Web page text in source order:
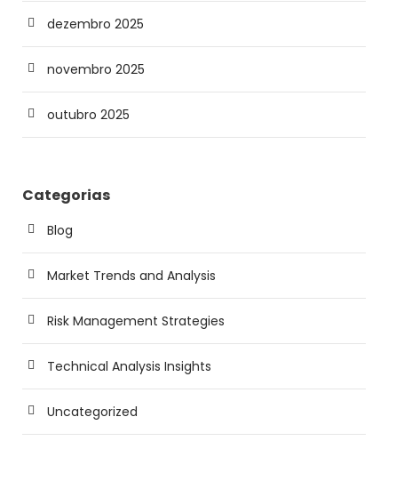
dezembro 2025
novembro 2025
outubro 2025
Categorias
Blog
Market Trends and Analysis
Risk Management Strategies
Technical Analysis Insights
Uncategorized